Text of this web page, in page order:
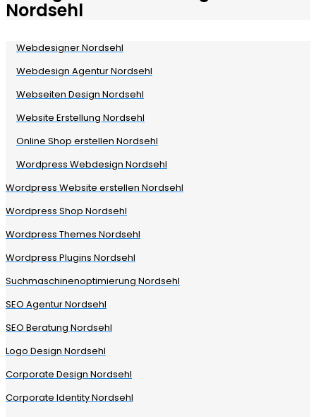
Nordsehl
Webdesigner Nordsehl
Webdesign Agentur Nordsehl
Webseiten Design Nordsehl
Website Erstellung Nordsehl
Online Shop erstellen Nordsehl
Wordpress Webdesign Nordsehl
Wordpress Website erstellen Nordsehl
Wordpress Shop Nordsehl
Wordpress Themes Nordsehl
Wordpress Plugins Nordsehl
Suchmaschinenoptimierung Nordsehl
SEO Agentur Nordsehl
SEO Beratung Nordsehl
Logo Design Nordsehl
Corporate Design Nordsehl
Corporate Identity Nordsehl